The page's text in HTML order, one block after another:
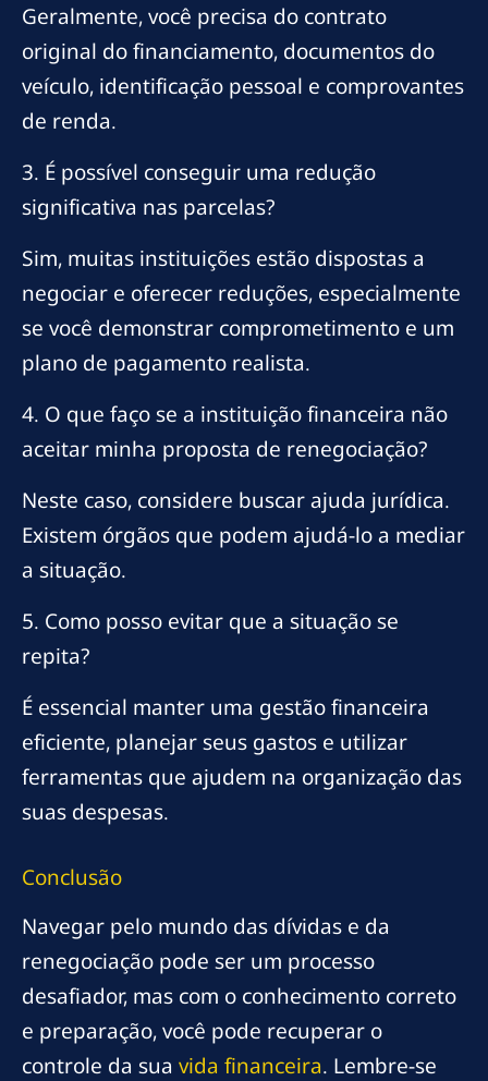
Geralmente, você precisa do contrato
original do financiamento, documentos do
veículo, identificação pessoal e comprovantes
de renda.
3. É possível conseguir uma redução
significativa nas parcelas?
Sim, muitas instituições estão dispostas a
negociar e oferecer reduções, especialmente
se você demonstrar comprometimento e um
plano de pagamento realista.
4. O que faço se a instituição financeira não
aceitar minha proposta de renegociação?
Neste caso, considere buscar ajuda jurídica.
Existem órgãos que podem ajudá-lo a mediar
a situação.
5. Como posso evitar que a situação se
repita?
É essencial manter uma gestão financeira
eficiente, planejar seus gastos e utilizar
ferramentas que ajudem na organização das
suas despesas.
Conclusão
Navegar pelo mundo das dívidas e da
renegociação pode ser um processo
desafiador, mas com o conhecimento correto
e preparação, você pode recuperar o
controle da sua vida financeira. Lembre-se